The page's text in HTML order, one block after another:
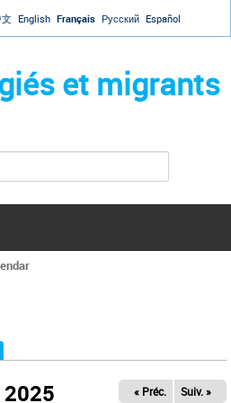
to navigation
English Français Русский Español
et migrants
2025 « Préc. Suiv. »